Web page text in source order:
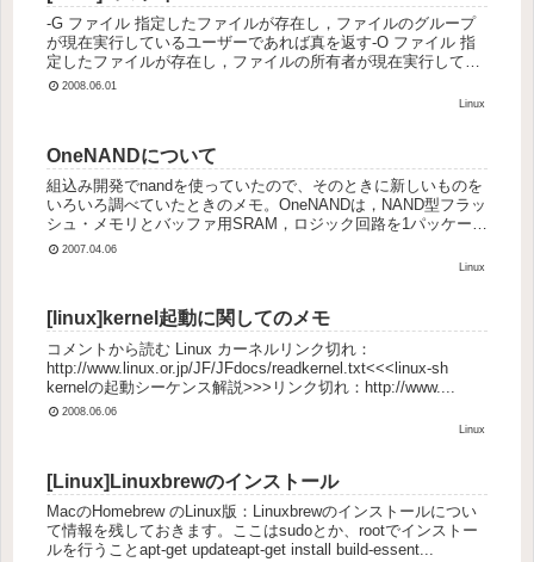
-G ファイル 指定したファイルが存在し，ファイルのグループ
が現在実行しているユーザーであれば真を返す-O ファイル 指
定したファイルが存在し，ファイルの所有者が現在実行してい
るユーザーであれば真を返す-S ファイル 指定したファイルが
2008.06.01
Linux
OneNANDについて
組込み開発でnandを使っていたので、そのときに新しいものを
いろいろ調べていたときのメモ。OneNANDは，NAND型フラッ
シュ・メモリとバッファ用SRAM，ロジック回路を1パッケージ
に集積したもの。NOR型フラッシュ・メモリのインタフェー...
2007.04.06
Linux
[linux]kernel起動に関してのメモ
コメントから読む Linux カーネルリンク切れ：
http://www.linux.or.jp/JF/JFdocs/readkernel.txt<<<linux-sh
kernelの起動シーケンス解説>>>リンク切れ：http://www....
2008.06.06
Linux
[Linux]Linuxbrewのインストール
MacのHomebrew のLinux版：Linuxbrewのインストールについ
て情報を残しておきます。ここはsudoとか、rootでインストー
ルを行うことapt-get updateapt-get install build-essent...